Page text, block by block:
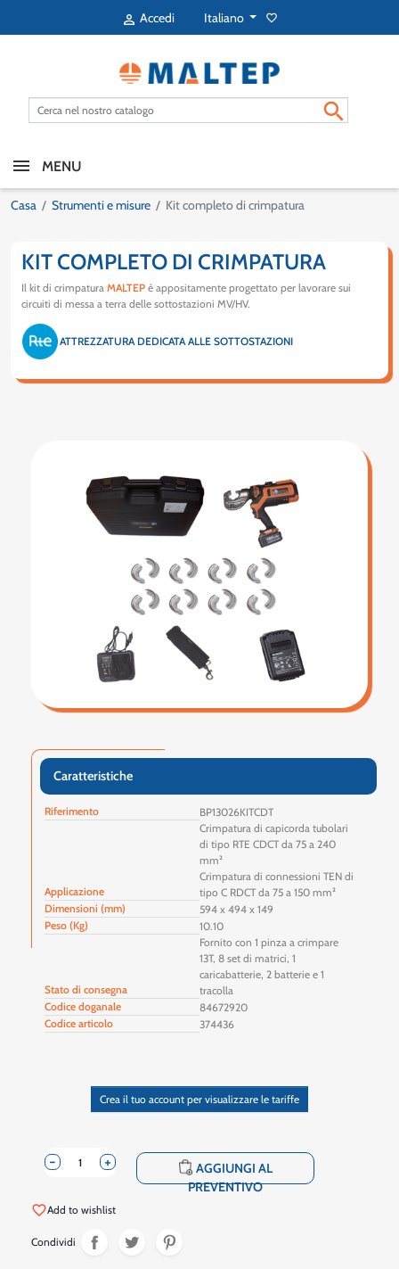
 Accedi Italiano favorite_border

MENU
Casa Strumenti e misure Kit completo di crimpatura
KIT COMPLETO DI CRIMPATURA
Il kit di crimpatura MALTEP è appositamente progettato per lavorare sui
circuiti di messa a terra delle sottostazioni MV/HV.
ATTREZZATURA DEDICATA ALLE SOTTOSTAZIONI
Caratteristiche
Riferimento BP13026KITCDT
Applicazione
Crimpatura di capicorda tubolari
di tipo RTE CDCT da 75 a 240
mm²
Crimpatura di connessioni TEN di
tipo C RDCT da 75 a 150 mm²
Dimensioni (mm)
594 x 494 x 149
Peso (Kg)
10.10
Stato di consegna
Fornito con 1 pinza a crimpare
13T, 8 set di matrici, 1
caricabatterie, 2 batterie e 1
tracolla
Codice doganale
84672920
Codice articolo
374436
Crea il tuo account per visualizzare le tariffe
+
- shopping_cart AGGIUNGI AL
PREVENTIVO
favorite_borderAdd to wishlist
Condividi